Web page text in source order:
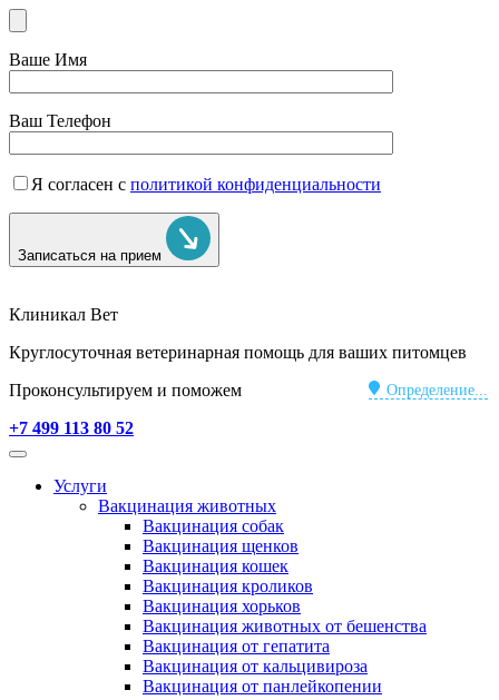
Ваше Имя
Ваш Телефон
Я согласен с политикой конфиденциальности
Записаться на прием
Клиникал Вет
Круглосуточная ветеринарная помощь для ваших питомцев
Определение...
Проконсультируем и поможем
+7 499 113 80 52
Услуги
Вакцинация животных
Вакцинация собак
Вакцинация щенков
Вакцинация кошек
Вакцинация кроликов
Вакцинация хорьков
Вакцинация животных от бешенства
Вакцинация от гепатита
Вакцинация от кальцивироза
Вакцинация от панлейкопении